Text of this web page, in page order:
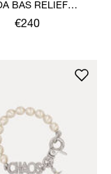
BAS RELIEF
NECKLACE
€240